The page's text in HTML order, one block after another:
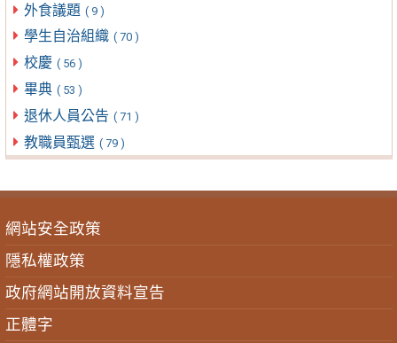
外食議題 ( 9 )
學生自治組織 ( 70 )
校慶 ( 56 )
畢典 ( 53 )
退休人員公告 ( 71 )
教職員甄選 ( 79 )
網站安全政策
隱私權政策
政府網站開放資料宣告
正體字